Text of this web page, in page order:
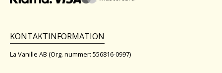
KONTAKTINFORMATION
La Vanille AB (Org. nummer: 556816-0997)